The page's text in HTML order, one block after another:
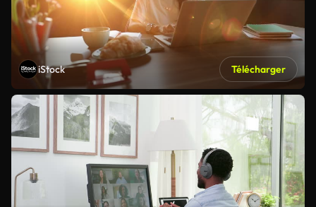
iStock Télécharger